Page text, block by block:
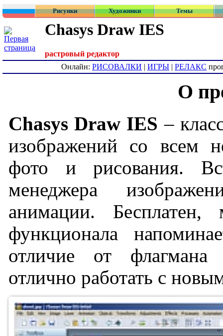
Рисунки Художники Темы
Chasys Draw IES
растровый редактор
Онлайн: РИСОВАЛКИ | ИГРЫ | РЕЛАКС
О
Chasys Draw IES –
изображений со всем
фото и рисования.
менеджера
анимации.
функционала
отличие от флагмана
отлично работать с